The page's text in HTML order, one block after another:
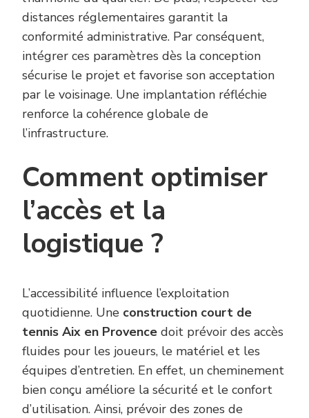
distances réglementaires garantit la
conformité administrative. Par conséquent,
intégrer ces paramètres dès la conception
sécurise le projet et favorise son acceptation
par le voisinage. Une implantation réfléchie
renforce la cohérence globale de
l’infrastructure.
Comment optimiser
l’accès et la
logistique ?
L’accessibilité influence l’exploitation
quotidienne. Une construction court de
tennis Aix en Provence doit prévoir des accès
fluides pour les joueurs, le matériel et les
équipes d’entretien. En effet, un cheminement
bien conçu améliore la sécurité et le confort
d’utilisation. Ainsi, prévoir des zones de